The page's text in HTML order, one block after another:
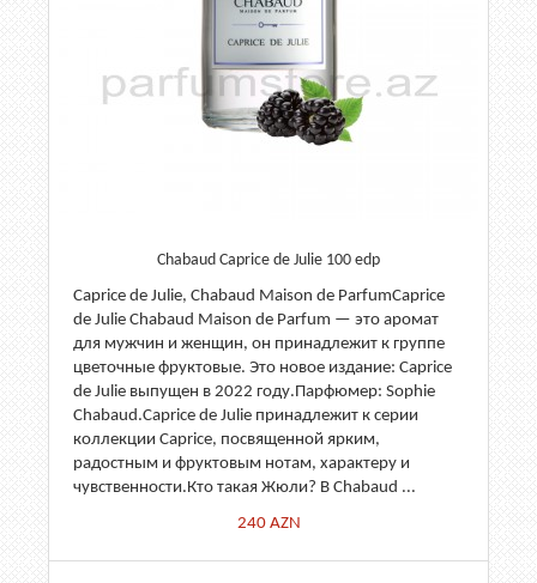
Chabaud Caprice de Julie 100 edp
Caprice de Julie, Chabaud Maison de ParfumCaprice
de Julie Chabaud Maison de Parfum — это аромат
для мужчин и женщин, он принадлежит к группе
цветочные фруктовые. Это новое издание: Caprice
de Julie выпущен в 2022 году.Парфюмер: Sophie
Chabaud.Caprice de Julie принадлежит к серии
коллекции Caprice, посвященной ярким,
радостным и фруктовым нотам, характеру и
чувственности.Кто такая Жюли? В Chabaud ...
240AZN